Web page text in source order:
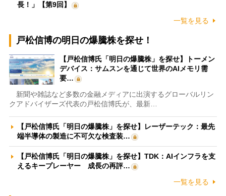
長！」【第9回】
一覧を見る
戸松信博の明日の爆騰株を探せ！
【戸松信博氏「明日の爆騰株」を探せ】トーメン
デバイス：サムスンを通じて世界のAIメモリ需
要…
新聞や雑誌など多数の金融メディアに出演するグローバルリン
クアドバイザーズ代表の戸松信博氏が、最新…
【戸松信博氏「明日の爆騰株」を探せ】レーザーテック：最先
端半導体の製造に不可欠な検査装…
【戸松信博氏「明日の爆騰株」を探せ】TDK：AIインフラを支
えるキープレーヤー 成長の再評…
一覧を見る